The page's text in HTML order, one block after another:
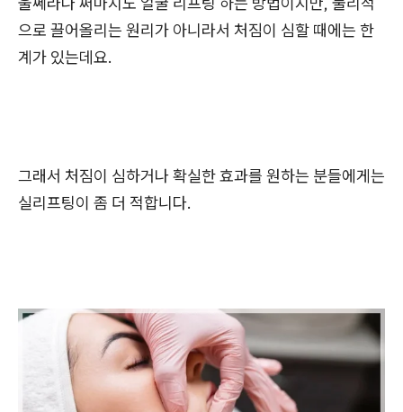
으로 끌어올리는 원리가 아니라서 처짐이 심할 때에는 한
계가 있는데요.
그래서 처짐이 심하거나 확실한 효과를 원하는 분들에게는
실리프팅이 좀 더 적합니다.